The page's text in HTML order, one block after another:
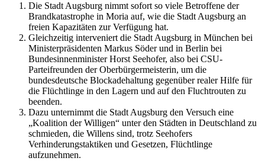
Die Stadt Augsburg nimmt sofort so viele Betroffene der
Brandkatastrophe in Moria auf, wie die Stadt Augsburg an
freien Kapazitäten zur Verfügung hat.
Gleichzeitig interveniert die Stadt Augsburg in München bei
Ministerpräsidenten Markus Söder und in Berlin bei
Bundesinnenminister Horst Seehofer, also bei CSU-
Parteifreunden der Oberbürgermeisterin, um die
bundesdeutsche Blockadehaltung gegenüber realer Hilfe für
die Flüchtlinge in den Lagern und auf den Fluchtrouten zu
beenden.
Dazu unternimmt die Stadt Augsburg den Versuch eine
„Koalition der Willigen“ unter den Städten in Deutschland zu
schmieden, die Willens sind, trotz Seehofers
Verhinderungstaktiken und Gesetzen, Flüchtlinge
aufzunehmen.